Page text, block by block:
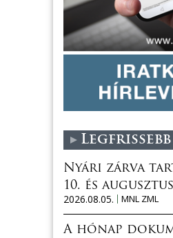
Nyári zárva
10. és
2026.08.05.
MNL ZML
A hónap